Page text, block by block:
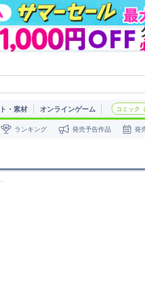
・素材 オンラインゲーム コミック
ランキング 発売予告作品 発